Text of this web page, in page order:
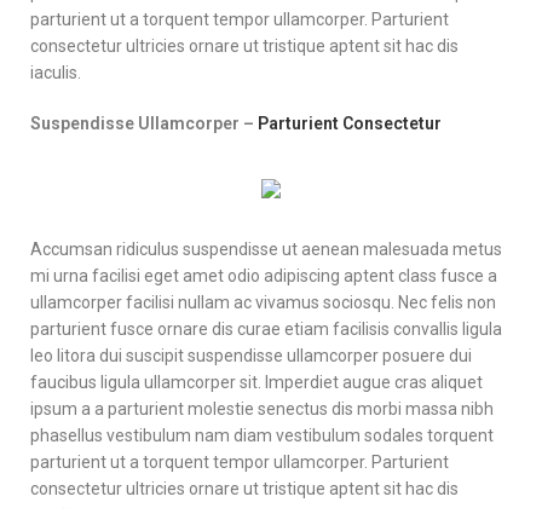
parturient ut a torquent tempor ullamcorper. Parturient
consectetur ultricies ornare ut tristique aptent sit hac dis
iaculis.
Suspendisse Ullamcorper – Parturient Consectetur
Accumsan ridiculus suspendisse ut aenean malesuada metus
mi urna facilisi eget amet odio adipiscing aptent class fusce a
ullamcorper facilisi nullam ac vivamus sociosqu. Nec felis non
parturient fusce ornare dis curae etiam facilisis convallis ligula
leo litora dui suscipit suspendisse ullamcorper posuere dui
faucibus ligula ullamcorper sit. Imperdiet augue cras aliquet
ipsum a a parturient molestie senectus dis morbi massa nibh
phasellus vestibulum nam diam vestibulum sodales torquent
parturient ut a torquent tempor ullamcorper. Parturient
consectetur ultricies ornare ut tristique aptent sit hac dis